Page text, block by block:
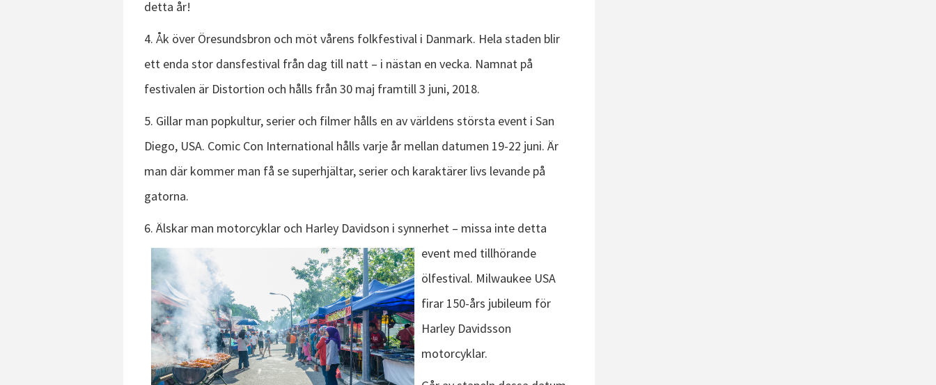
detta år!
4. Åk över Öresundsbron och möt vårens folkfestival i Danmark. Hela staden blir
ett enda stor dansfestival från dag till natt – i nästan en vecka. Namnat på
festivalen är Distortion och hålls från 30 maj framtill 3 juni, 2018.
5. Gillar man popkultur, serier och filmer hålls en av världens största event i San
Diego, USA. Comic Con International hålls varje år mellan datumen 19-22 juni. Är
man där kommer man få se superhjältar, serier och karaktärer livs levande på
gatorna.
6. Älskar man motorcyklar och Harley Davidson i synnerhet – missa inte detta
event med tillhörande
ölfestival. Milwaukee USA
firar 150-års jubileum för
Harley Davidsson
motorcyklar.